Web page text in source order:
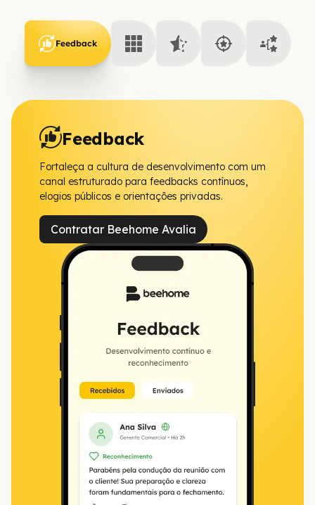
Feedback
Feedback
Fortaleça a cultura de desenvolvimento com um
canal estruturado para feedbacks contínuos,
elogios públicos e orientações privadas.
Contratar Beehome Avalia